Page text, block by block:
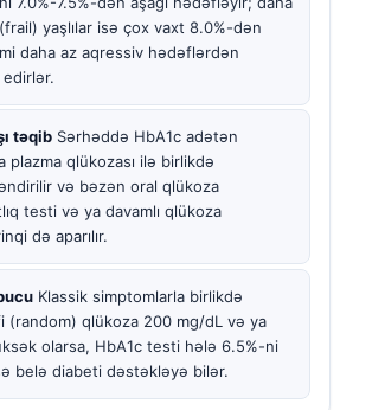
yaşlılar isə çox vaxt 8.0%-dən
daha az aqressiv hədəflərdən
təqib Sərhəddə HbA1c adətən
plazma qlükozası ilə birlikdə
və bəzən oral qlükoza
testi və ya davamlı qlükoza
də aparılır.
Klassik simptomlarla birlikdə
(random) qlükoza 200 mg/dL və ya
olarsa, HbA1c testi hələ 6.5%-ni
belə diabeti dəstəkləyə bilər.